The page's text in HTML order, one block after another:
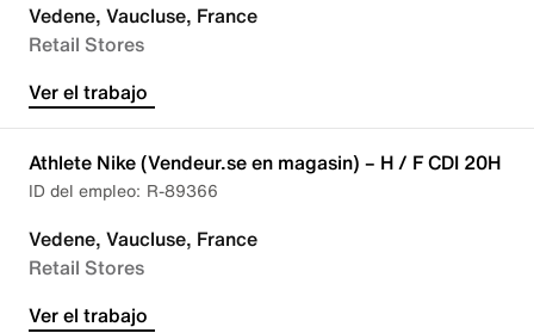
Vedene, Vaucluse, France
Retail Stores
Ver el trabajo
Athlete Nike (Vendeur.se en magasin) – H / F CDI 20H
R-89366
Vedene, Vaucluse, France
Retail Stores
Ver el trabajo